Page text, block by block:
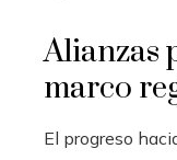
Alianzas
marco
El progreso